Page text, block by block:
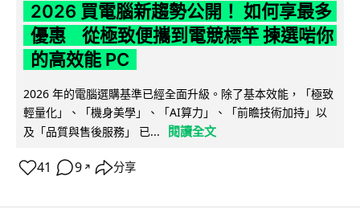
2026 買電腦新趨勢公開！ 如何享最多
優惠 從極致便攜到電競標竿 揀選啱你
的高效能 PC
2026 年的電腦選購基準已經全面升級。除了基本效能，「極致
輕量化」、「機身美學」、「AI算力」、「前瞻技術加持」以
及「品質與售後服務」 已...
閱讀全文
41 9 ↗ 分享